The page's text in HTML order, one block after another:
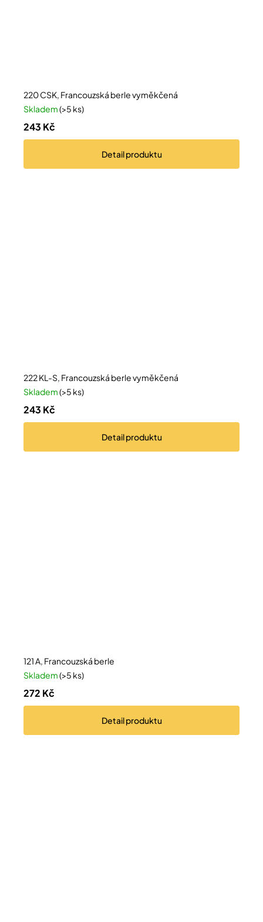
220 CSK, Francouzská berle vyměkčená
Skladem(>5 ks)
243 Kč
Detailproduktu
222 KL-S, Francouzská berle vyměkčená
Skladem(>5 ks)
243 Kč
Detailproduktu
121 A, Francouzská berle
Skladem(>5 ks)
272 Kč
Detailproduktu